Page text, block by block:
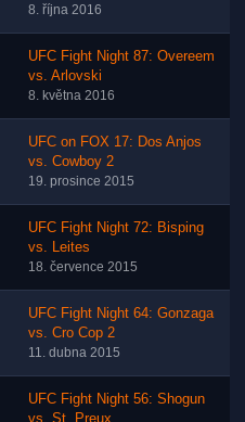
8. října 2016
UFC Fight Night 87: Overeem
vs. Arlovski
8. května 2016
UFC on FOX 17: Dos Anjos
vs. Cowboy 2
19. prosince 2015
UFC Fight Night 72: Bisping
vs. Leites
18. července 2015
UFC Fight Night 64: Gonzaga
vs. Cro Cop 2
11. dubna 2015
UFC Fight Night 56: Shogun